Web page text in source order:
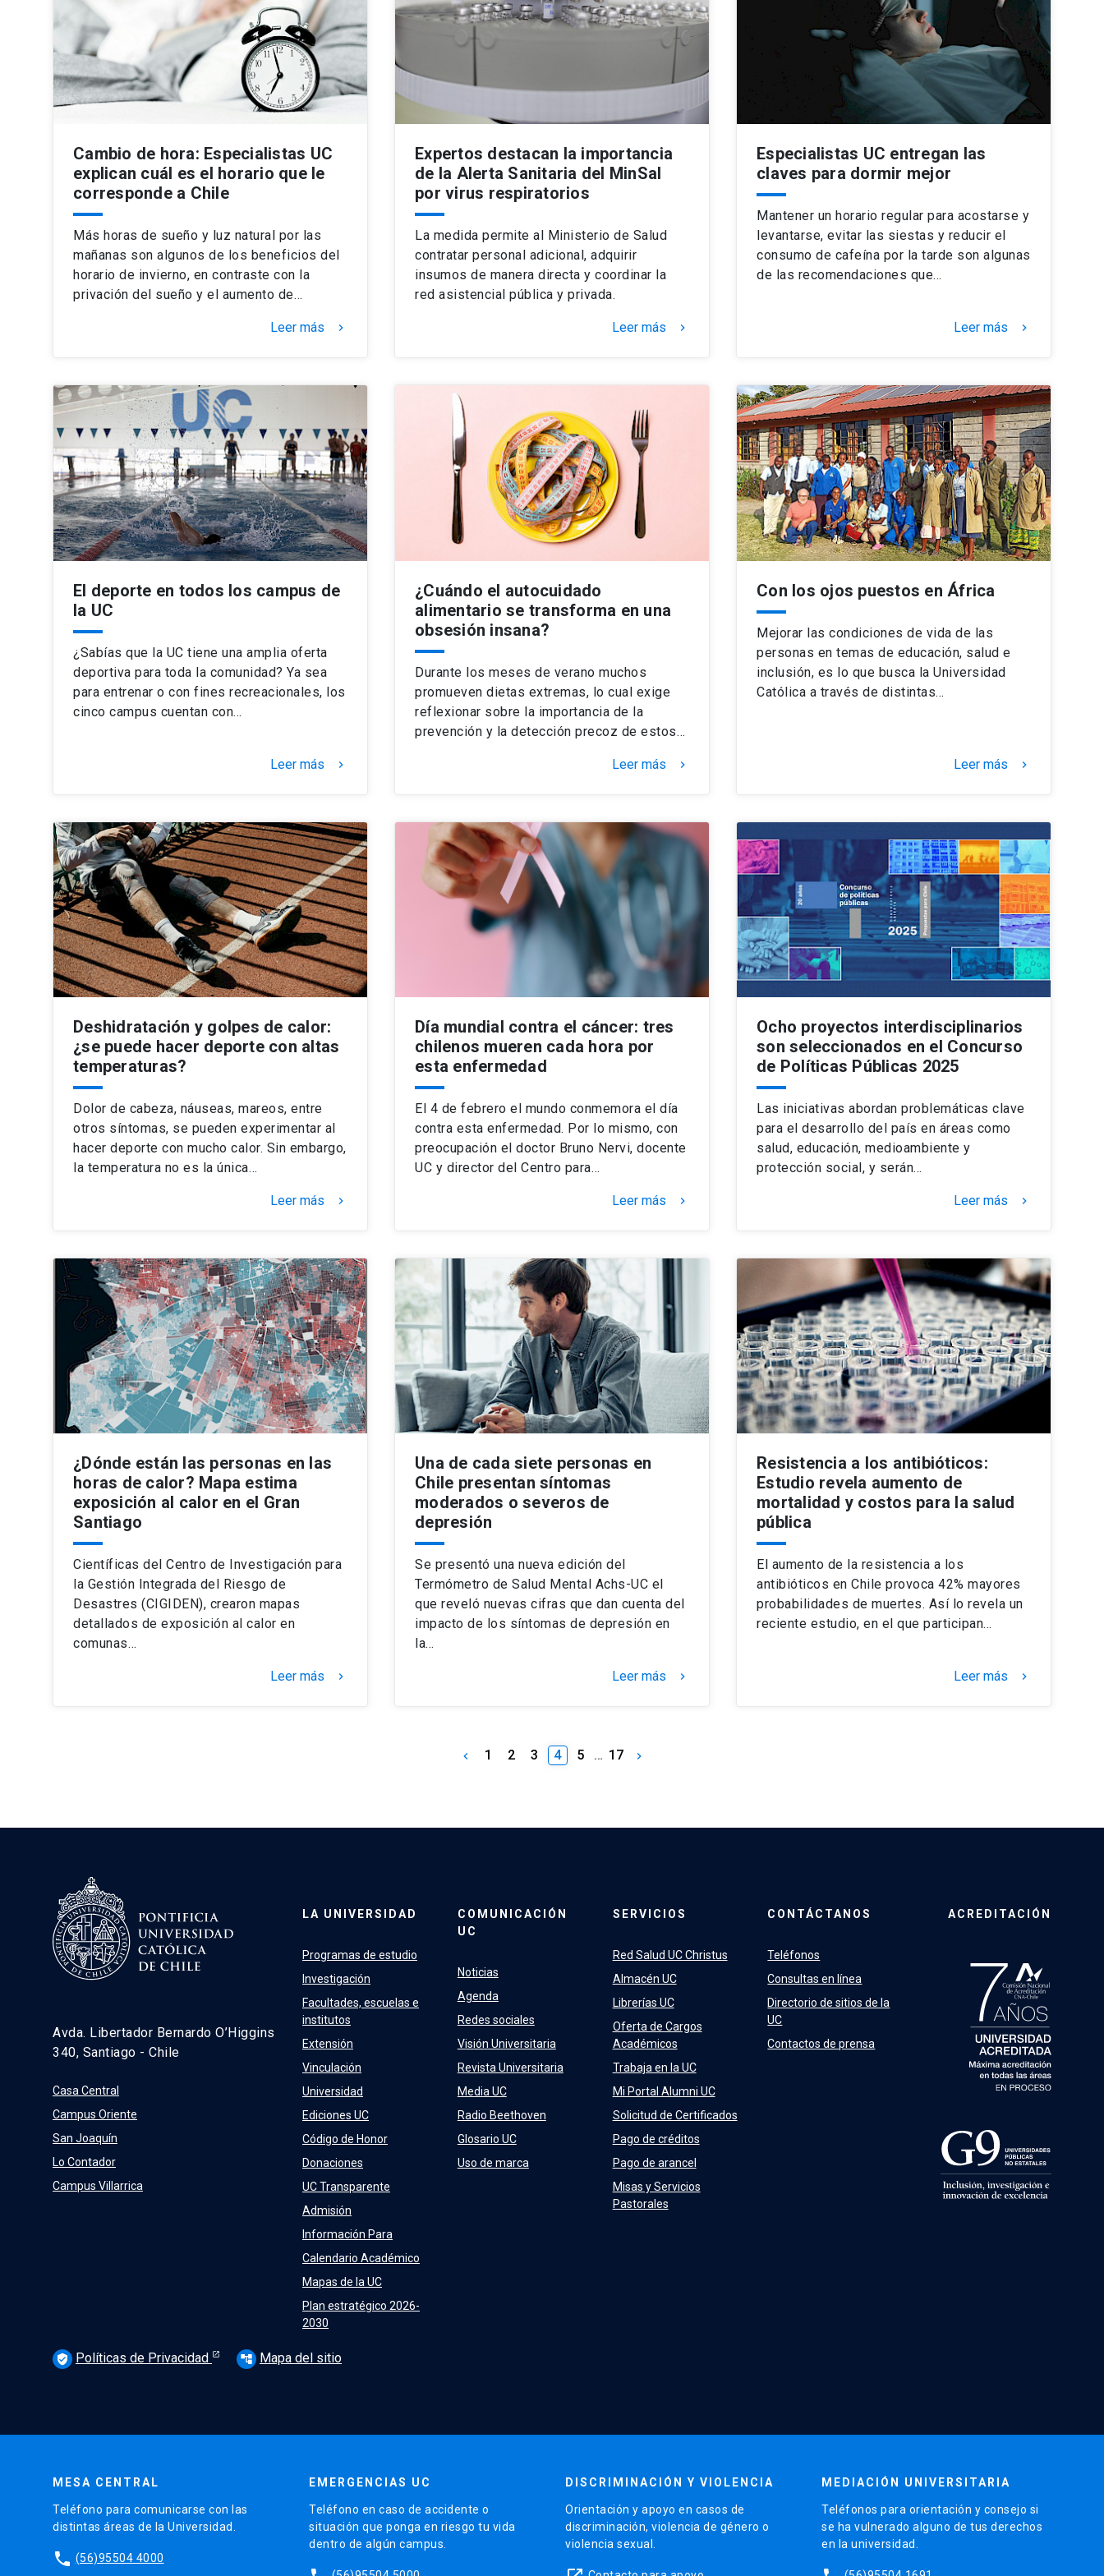
Cambio de hora: Especialistas UC
explican cuál es el horario que le
corresponde a Chile
Más horas de sueño y luz natural por las
mañanas son algunos de los beneficios del
horario de invierno, en contraste con la
privación del sueño y el aumento de…
Leer más keyboard_arrow_right
Expertos destacan la importancia
de la Alerta Sanitaria del MinSal
por virus respiratorios
La medida permite al Ministerio de Salud
contratar personal adicional, adquirir
insumos de manera directa y coordinar la
red asistencial pública y privada.
Leer más keyboard_arrow_right
Especialistas UC entregan las
claves para dormir mejor
Mantener un horario regular para acostarse y
levantarse, evitar las siestas y reducir el
consumo de cafeína por la tarde son algunas
de las recomendaciones que…
Leer más keyboard_arrow_right
El deporte en todos los campus de
la UC
¿Sabías que la UC tiene una amplia oferta
deportiva para toda la comunidad? Ya sea
para entrenar o con fines recreacionales, los
cinco campus cuentan con…
Leer más keyboard_arrow_right
¿Cuándo el autocuidado
alimentario se transforma en una
obsesión insana?
Durante los meses de verano muchos
promueven dietas extremas, lo cual exige
reflexionar sobre la importancia de la
prevención y la detección precoz de estos…
Leer más keyboard_arrow_right
Con los ojos puestos en África
Mejorar las condiciones de vida de las
personas en temas de educación, salud e
inclusión, es lo que busca la Universidad
Católica a través de distintas…
Leer más keyboard_arrow_right
Deshidratación y golpes de calor:
¿se puede hacer deporte con altas
temperaturas?
Dolor de cabeza, náuseas, mareos, entre
otros síntomas, se pueden experimentar al
hacer deporte con mucho calor. Sin embargo,
la temperatura no es la única…
Leer más keyboard_arrow_right
Día mundial contra el cáncer: tres
chilenos mueren cada hora por
esta enfermedad
El 4 de febrero el mundo conmemora el día
contra esta enfermedad. Por lo mismo, con
preocupación el doctor Bruno Nervi, docente
UC y director del Centro para…
Leer más keyboard_arrow_right
Ocho proyectos interdisciplinarios
son seleccionados en el Concurso
de Políticas Públicas 2025
Las iniciativas abordan problemáticas clave
para el desarrollo del país en áreas como
salud, educación, medioambiente y
protección social, y serán…
Leer más keyboard_arrow_right
¿Dónde están las personas en las
horas de calor? Mapa estima
exposición al calor en el Gran
Santiago
Científicas del Centro de Investigación para
la Gestión Integrada del Riesgo de
Desastres (CIGIDEN), crearon mapas
detallados de exposición al calor en
comunas…
Leer más keyboard_arrow_right
Una de cada siete personas en
Chile presentan síntomas
moderados o severos de
depresión
Se presentó una nueva edición del
Termómetro de Salud Mental Achs-UC el
que reveló nuevas cifras que dan cuenta del
impacto de los síntomas de depresión en
la…
Leer más keyboard_arrow_right
Resistencia a los antibióticos:
Estudio revela aumento de
mortalidad y costos para la salud
pública
El aumento de la resistencia a los
antibióticos en Chile provoca 42% mayores
probabilidades de muertes. Así lo revela un
reciente estudio, en el que participan…
Leer más keyboard_arrow_right
keyboard_arrow_left 1 2 3 4 5 … 17 keyboard_arrow_right
Avda. Libertador Bernardo O’Higgins
340, Santiago - Chile
Casa Central
Campus Oriente
San Joaquín
Lo Contador
Campus Villarrica
LA UNIVERSIDAD
Programas de estudio
Investigación
Facultades, escuelas e
institutos
Extensión
Vinculación
Universidad
Ediciones UC
Código de Honor
Donaciones
UC Transparente
Admisión
Información Para
Calendario Académico
Mapas de la UC
Plan estratégico 2026-
2030
COMUNICACIÓN
UC
Noticias
Agenda
Redes sociales
Visión Universitaria
Revista Universitaria
Media UC
Radio Beethoven
Glosario UC
Uso de marca
SERVICIOS
Red Salud UC Christus
Almacén UC
Librerías UC
Oferta de Cargos
Académicos
Trabaja en la UC
Mi Portal Alumni UC
Solicitud de Certificados
Pago de créditos
Pago de arancel
Misas y Servicios
Pastorales
CONTÁCTANOS
Teléfonos
Consultas en línea
Directorio de sitios de la
UC
Contactos de prensa
ACREDITACIÓN
verified_user Políticas de Privacidad account_tree Mapa del sitio
MESA CENTRAL
Teléfono para comunicarse con las
distintas áreas de la Universidad.
phone (56)95504 4000
EMERGENCIAS UC
Teléfono en caso de accidente o
situación que ponga en riesgo tu vida
dentro de algún campus.
DISCRIMINACIÓN Y VIOLENCIA
Orientación y apoyo en casos de
discriminación, violencia de género o
violencia sexual.
MEDIACIÓN UNIVERSITARIA
Teléfonos para orientación y consejo si
se ha vulnerado alguno de tus derechos
en la universidad.